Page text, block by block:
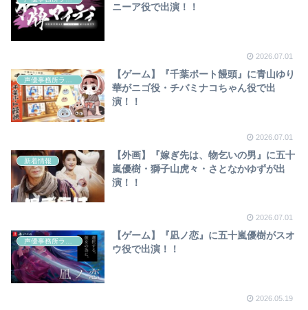
ニーア役で出演！！
2026.07.01
【ゲーム】『千葉ポート饅頭』に青山ゆり
華がニゴ役・チバミナコちゃん役で出
演！！
2026.07.01
新着情報
【外画】『嫁ぎ先は、物乞いの男』に五十
嵐優樹・獅子山虎々・さとなかゆずが出
演！！
2026.07.01
声優事務所ラディウス
【ゲーム】『凪ノ恋』に五十嵐優樹がスオ
ウ役で出演！！
2026.05.19